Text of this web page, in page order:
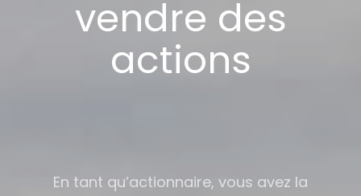
vendre des
actions
En tant qu’actionnaire, vous avez la